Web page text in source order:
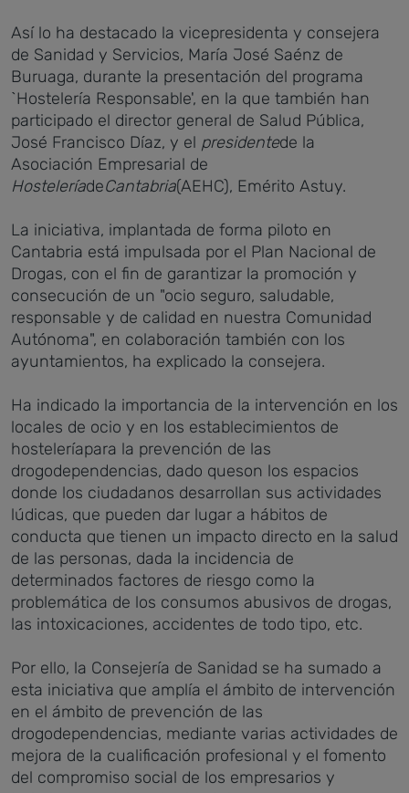
Así lo ha destacado la vicepresidenta y consejera
de Sanidad y Servicios, María José Saénz de
Buruaga, durante la presentación del programa
`Hostelería Responsable', en la que también han
participado el director general de Salud Pública,
José Francisco Díaz, y el presidentede la
Asociación Empresarial de
HosteleríadeCantabria(AEHC), Emérito Astuy.
La iniciativa, implantada de forma piloto en
Cantabria está impulsada por el Plan Nacional de
Drogas, con el fin de garantizar la promoción y
consecución de un "ocio seguro, saludable,
responsable y de calidad en nuestra Comunidad
Autónoma", en colaboración también con los
ayuntamientos, ha explicado la consejera.
Ha indicado la importancia de la intervención en los
locales de ocio y en los establecimientos de
hosteleríapara la prevención de las
drogodependencias, dado queson los espacios
donde los ciudadanos desarrollan sus actividades
lúdicas, que pueden dar lugar a hábitos de
conducta que tienen un impacto directo en la salud
de las personas, dada la incidencia de
determinados factores de riesgo como la
problemática de los consumos abusivos de drogas,
las intoxicaciones, accidentes de todo tipo, etc.
Por ello, la Consejería de Sanidad se ha sumado a
esta iniciativa que amplía el ámbito de intervención
en el ámbito de prevención de las
drogodependencias, mediante varias actividades de
mejora de la cualificación profesional y el fomento
del compromiso social de los empresarios y